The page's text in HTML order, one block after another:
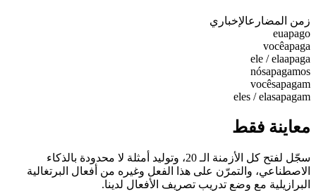
زمن المضارعالإخباري
euapago
vocêapaga
ele / elaapaga
nósapagamos
vocêsapagam
eles / elasapagam
معاينة فقط
سجّل لفتح كل الأزمنة الـ 20، وتوليد أمثلة لا محدودة بالذكاء
الاصطناعي، والتمرّن على هذا الفعل وغيره من أفعال البرتغالية
البرازيلية مع وضع تدريب تصريف الأفعال لدينا.